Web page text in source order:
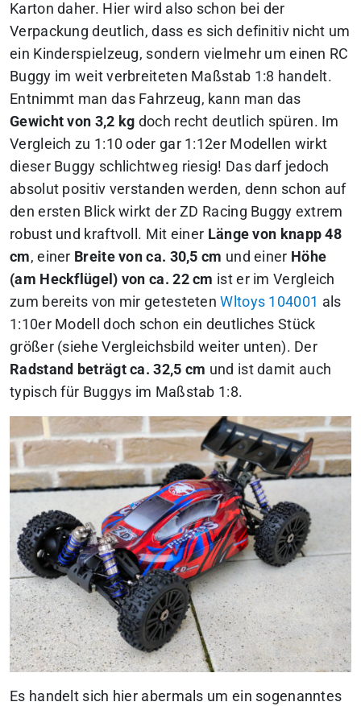
Karton daher. Hier wird also schon bei der
Verpackung deutlich, dass es sich definitiv nicht um
ein Kinderspielzeug, sondern vielmehr um einen RC
Buggy im weit verbreiteten Maßstab 1:8 handelt.
Entnimmt man das Fahrzeug, kann man das
Gewicht von 3,2 kg doch recht deutlich spüren. Im
Vergleich zu 1:10 oder gar 1:12er Modellen wirkt
dieser Buggy schlichtweg riesig! Das darf jedoch
absolut positiv verstanden werden, denn schon auf
den ersten Blick wirkt der ZD Racing Buggy extrem
robust und kraftvoll. Mit einer Länge von knapp 48
cm, einer Breite von ca. 30,5 cm und einer Höhe
(am Heckflügel) von ca. 22 cm ist er im Vergleich
zum bereits von mir getestetenWltoys 104001 als
1:10er Modell doch schon ein deutliches Stück
größer (siehe Vergleichsbild weiter unten). Der
Radstand beträgt ca. 32,5 cm und ist damit auch
typisch für Buggys im Maßstab 1:8.
Es handelt sich hier abermals um ein sogenanntes